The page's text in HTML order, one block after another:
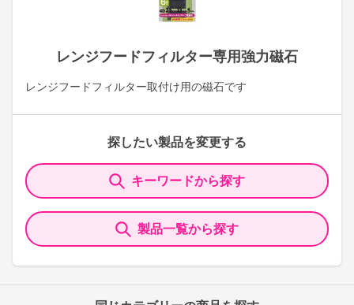
レンジフードフィルター専用強力磁石
レンジフードフィルター取付け用の磁石です
探したい製品を変更する
キーワードから探す
製品一覧から探す